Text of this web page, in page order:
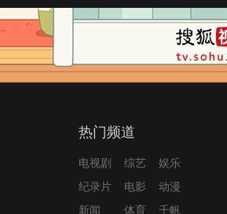
热门频道
电视剧 综艺
娱乐
纪录片
电影
动漫
新闻
体育 千帆